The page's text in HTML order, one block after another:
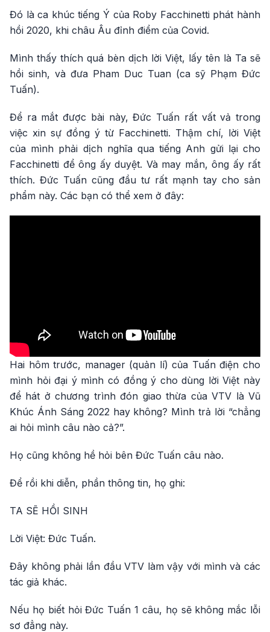
Đó là ca khúc tiếng Ý của Roby Facchinetti phát hành
hồi 2020, khi châu Âu đỉnh điểm của Covid.
Mình thấy thích quá bèn dịch lời Việt, lấy tên là Ta sẽ
hồi sinh, và đưa Pham Duc Tuan (ca sỹ Phạm Đức
Tuấn).
Để ra mắt được bài này, Đức Tuấn rất vất vả trong
việc xin sự đồng ý từ Facchinetti. Thậm chí, lời Việt
của mình phải dịch nghĩa qua tiếng Anh gửi lại cho
Facchinetti để ông ấy duyệt. Và may mắn, ông ấy rất
thích. Đức Tuấn cũng đầu tư rất mạnh tay cho sản
phẩm này. Các bạn có thể xem ở đây:
Hai hôm trước, manager (quản lí) của Tuấn điện cho
mình hỏi đại ý mình có đồng ý cho dùng lời Việt này
để hát ở chương trình đón giao thừa của VTV là Vũ
Khúc Ánh Sáng 2022 hay không? Mình trả lời “chẳng
ai hỏi mình câu nào cả?”.
Họ cũng không hề hỏi bên Đức Tuấn câu nào.
Để rồi khi diễn, phần thông tin, họ ghi:
TA SẼ HỒI SINH
Lời Việt: Đức Tuấn.
Đây không phải lần đầu VTV làm vậy với mình và các
tác giả khác.
Nếu họ biết hỏi Đức Tuấn 1 câu, họ sẽ không mắc lỗi
sơ đẳng này.